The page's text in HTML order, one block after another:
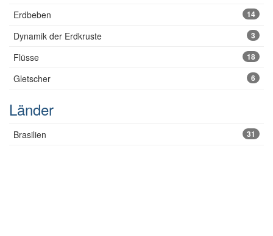
Erdbeben 14
Dynamik der Erdkruste 3
Flüsse 18
Gletscher 6
Länder
Brasilien 31